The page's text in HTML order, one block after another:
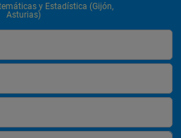
y Estadística (Gijón,
Asturias)